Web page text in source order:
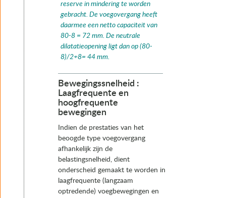
reserve in mindering te worden
gebracht. De voegovergang heeft
daarmee een netto capaciteit van
80-8 = 72 mm. De neutrale
dilatatieopening ligt dan op (80-
8)/2+8= 44 mm.
Bewegingssnelheid :
Laagfrequente en
hoogfrequente
bewegingen
Indien de prestaties van het
beoogde type voegovergang
afhankelijk zijn de
belastingsnelheid, dient
onderscheid gemaakt te worden in
laagfrequente (langzaam
optredende) voegbewegingen en